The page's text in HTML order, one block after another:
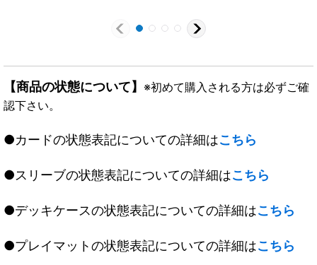
【商品の状態について】 ※初めて購入される方は必ずご確
認下さい。
●カードの状態表記についての詳細はこちら
●スリーブの状態表記についての詳細はこちら
●デッキケースの状態表記についての詳細はこちら
●プレイマットの状態表記についての詳細はこちら